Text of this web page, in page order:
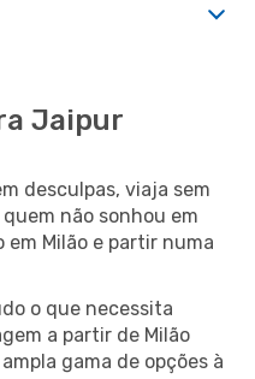
Jaipur
desculpas, viaja sem
não sonhou em
Milão e partir numa
o que necessita
a partir de Milão
gama de opções à